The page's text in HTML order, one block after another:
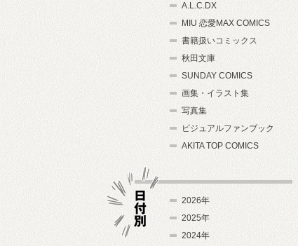
A.L.C.DX
MIU 恋愛MAX COMICS
書籍扱いコミックス
秋田文庫
SUNDAY COMICS
画集・イラスト集
写真集
ビジュアルファンブック
AKITA TOP COMICS
2026年
2025年
2024年